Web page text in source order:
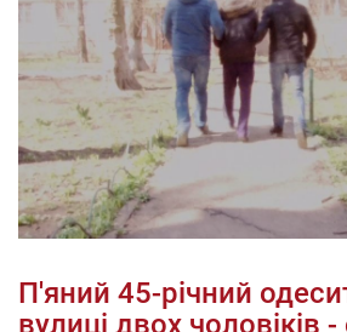
П'яний 45-річний
вулиці двох чоловіків